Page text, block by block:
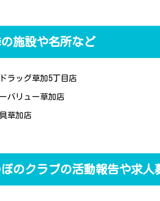
施設や名所など
ラッグ草加5丁目店
バリュー草加店
草加店
のクラブの活動報告や求人